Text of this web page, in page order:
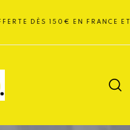
150€ EN FRANCE ET EUROPE